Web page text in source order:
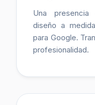
Una presencia
diseño a
para Google.
profesionalidad.